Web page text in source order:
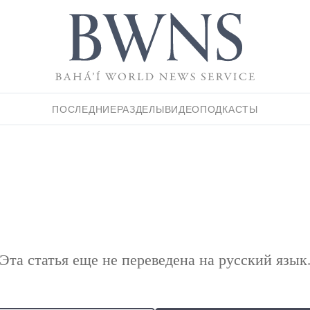
ПОСЛЕДНИЕРАЗДЕЛЫВИДЕОПОДКАСТЫ
статья еще не переведена на русский